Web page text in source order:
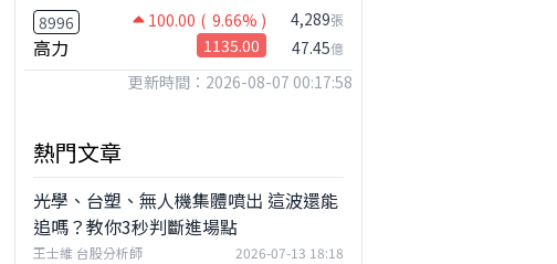
公司小百科
8996 100.00 ( 9.66% )
高力 1135.00
4,289張
47.45億
更新時間：2026-08-07 00:17:58
熱門文章
光學、台塑、無人機集體噴出 這波還能
追嗎？教你3秒判斷進場點
王士維 台股分析師 2026-07-13 18:18